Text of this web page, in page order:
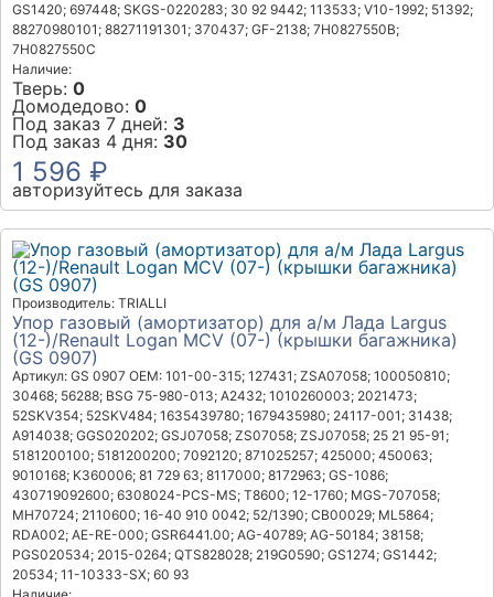
GS1420; 697448; SKGS-0220283; 30 92 9442; 113533; V10-1992; 51392;
88270980101; 88271191301; 370437; GF-2138; 7H0827550B;
7H0827550C
Наличие:
Тверь: 0
Домодедово: 0
Под заказ 7 дней: 3
Под заказ 4 дня: 30
1 596 ₽
авторизуйтесь для заказа
Производитель: TRIALLI
Упор газовый (амортизатор) для а/м Лада Largus
(12-)/Renault Logan MCV (07-) (крышки багажника)
(GS 0907)
Артикул: GS 0907 OEM: 101-00-315; 127431; ZSA07058; 100050810;
30468; 56288; BSG 75-980-013; A2432; 1010260003; 2021473;
52SKV354; 52SKV484; 1635439780; 1679435980; 24117-001; 31438;
A914038; GGS020202; GSJ07058; ZS07058; ZSJ07058; 25 21 95-91;
5181200100; 5181200200; 7092120; 871025257; 425000; 450063;
9010168; K360006; 81 729 63; 8117000; 8172963; GS-1086;
430719092600; 6308024-PCS-MS; T8600; 12-1760; MGS-707058;
MH70724; 2110600; 16-40 910 0042; 52/1390; CB00029; ML5864;
RDA002; AE-RE-000; GSR6441.00; AG-40789; AG-50184; 38158;
PGS020534; 2015-0264; QTS828028; 219G0590; GS1274; GS1442;
20534; 11-10333-SX; 60 93